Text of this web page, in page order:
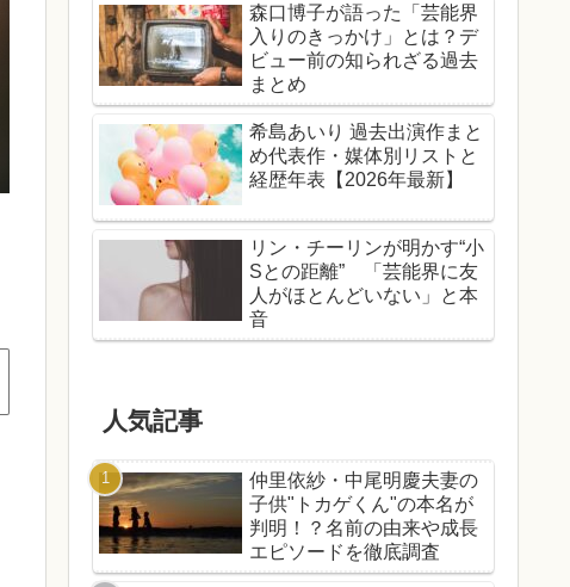
森口博子が語った「芸能界
入りのきっかけ」とは？デ
ビュー前の知られざる過去
まとめ
希島あいり 過去出演作まと
め代表作・媒体別リストと
経歴年表【2026年最新】
リン・チーリンが明かす“小
Sとの距離” 「芸能界に友
人がほとんどいない」と本
音
人気記事
仲里依紗・中尾明慶夫妻の
子供"トカゲくん"の本名が
判明！？名前の由来や成長
エピソードを徹底調査